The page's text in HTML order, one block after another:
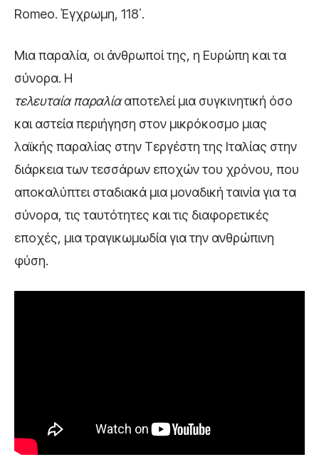
Romeo. Έγχρωμη, 118΄.
Μια παραλία, οι άνθρωποί της, η Ευρώπη και τα
σύνορα. Η
τελευταία παραλίααποτελεί μια συγκινητική όσο
και αστεία περιήγηση στον μικρόκοσμο μιας
λαϊκής παραλίας στην Τεργέστη της Ιταλίας στην
διάρκεια των τεσσάρων εποχών του χρόνου, που
αποκαλύπτει σταδιακά μια μοναδική ταινία για τα
σύνορα, τις ταυτότητες και τις διαφορετικές
εποχές, μια τραγικωμωδία για την ανθρώπινη
φύση.